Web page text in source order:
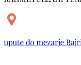
upute do mezarje